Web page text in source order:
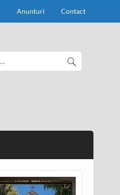
Anunturi Contact